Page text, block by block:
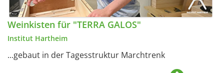
Weinkisten für "TERRA GALOS"
Institut Hartheim
...gebaut in der Tagesstruktur Marchtrenk